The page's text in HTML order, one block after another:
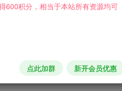
600积分，相当于本站所有资源均可
点此加群 新开会员优惠